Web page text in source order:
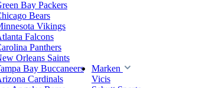
Bay Packers
Bears
Vikings
Falcons
Panthers
Orleans Saints
Bay Buccaneers
Cardinals
Marken
Vicis